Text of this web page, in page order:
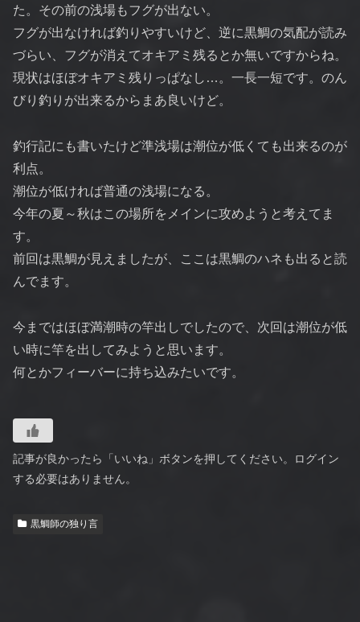
た。その前の浅場もフグが出ない。
フグが出なければ釣りやすいけど、逆に黒鯛の気配が読み
づらい、フグが消えてオキアミ残るとか無いですからね。
現状はほぼオキアミ残りっぱなし…。一長一短です。のん
びり釣りが出来るからまあ良いけど。
釣行記にも書いたけど準浅場は潮位が低くても出来るのが
利点。
潮位が低ければ普通の浅場になる。
今年の夏～秋はこの場所をメインに攻めようと考えてま
す。
前回は黒鯛が見えましたが、ここは黒鯛のハネも出ると読
んでます。
今まではほぼ満潮時の竿出しでしたので、次回は潮位が低
い時に竿を出してみようと思います。
何とかフィーバーに持ち込みたいです。
記事が良かったら「いいね」ボタンを押してください。ログイン
する必要はありません。
黒鯛師の独り言